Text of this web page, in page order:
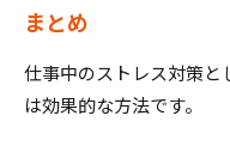
まとめ
仕事中のストレス対策と
は効果的な方法です。